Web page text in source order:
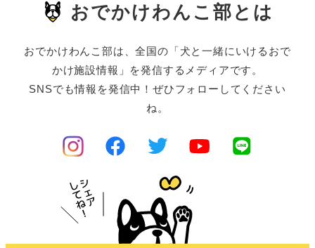
おでかけわんこ部とは
おでかけわんこ部は、全国の「犬と一緒にいけるおで
かけ施設情報」を発信するメディアです。
SNSでも情報を発信中！ぜひフォローしてください
ね。